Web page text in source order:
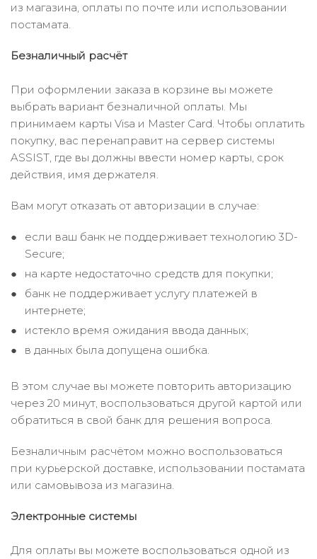
из магазина, оплаты по почте или использовании
постамата.
Безналичный расчёт
При оформлении заказа в корзине вы можете
выбрать вариант безналичной оплаты. Мы
принимаем карты Visa и Master Card. Чтобы оплатить
покупку, вас перенаправит на сервер системы
ASSIST, где вы должны ввести номер карты, срок
действия, имя держателя.
Вам могут отказать от авторизации в случае:
если ваш банк не поддерживает технологию 3D-
Secure;
на карте недостаточно средств для покупки;
банк не поддерживает услугу платежей в
интернете;
истекло время ожидания ввода данных;
в данных была допущена ошибка.
В этом случае вы можете повторить авторизацию
через 20 минут, воспользоваться другой картой или
обратиться в свой банк для решения вопроса.
Безналичным расчётом можно воспользоваться
при курьерской доставке, использовании постамата
или самовывоза из магазина.
Электронные системы
Для оплаты вы можете воспользоваться одной из